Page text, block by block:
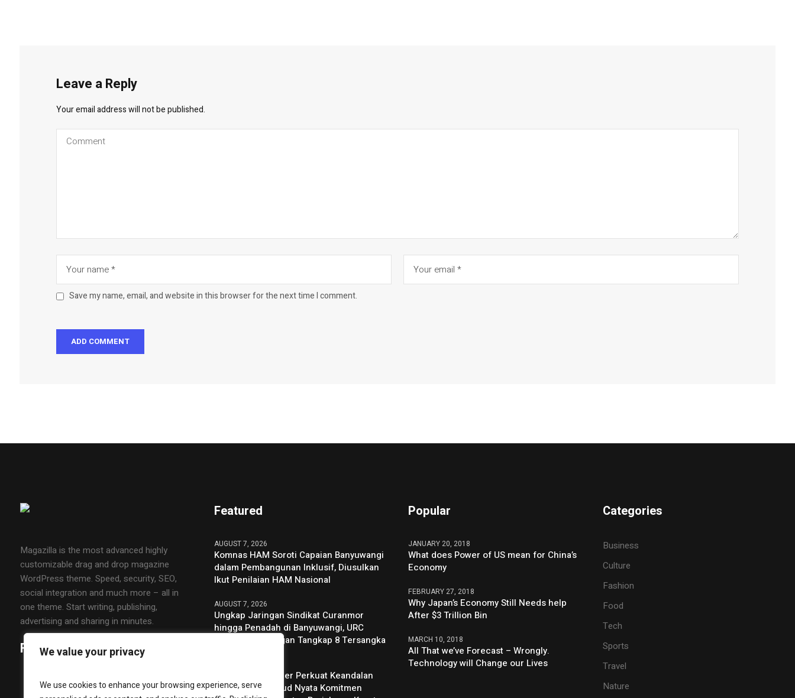
We value your privacy
We use cookies to enhance your browsing experience, serve
Leave a Reply
Your email address will not be published.
Save my name, email, and website in this browser for the next time I comment.
Magazilla is the most advanced highly
customizable drag and drop magazine
WordPress theme. Speed, security, SEO,
social integration and much more – all in
one theme. Start writing, publishing,
advertising and sharing in minutes.
Follow Us
Featured
AUGUST 7, 2026
Komnas HAM Soroti Capaian Banyuwangi
dalam Pembangunan Inklusif, Diusulkan
Ikut Penilaian HAM Nasional
AUGUST 7, 2026
Ungkap Jaringan Sindikat Curanmor
hingga Penadah di Banyuwangi, URC
Macan Blambangan Tangkap 8 Tersangka
KAI Daop 9 Jember Perkuat Keandalan
Persinyalan, Wujud Nyata Komitmen
Popular
JANUARY 20, 2018
What does Power of US mean for China’s
Economy
FEBRUARY 27, 2018
Why Japan’s Economy Still Needs help
After $3 Trillion Bin
MARCH 10, 2018
All That we’ve Forecast – Wrongly.
Technology will Change our Lives
Categories
Business
Culture
Fashion
Food
Tech
Sports
Travel
Nature